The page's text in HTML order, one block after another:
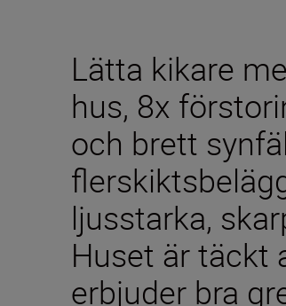
Lätta kikare
hus, 8x
och brett
ljusstarka,
Huset är täckt
erbjuder bra